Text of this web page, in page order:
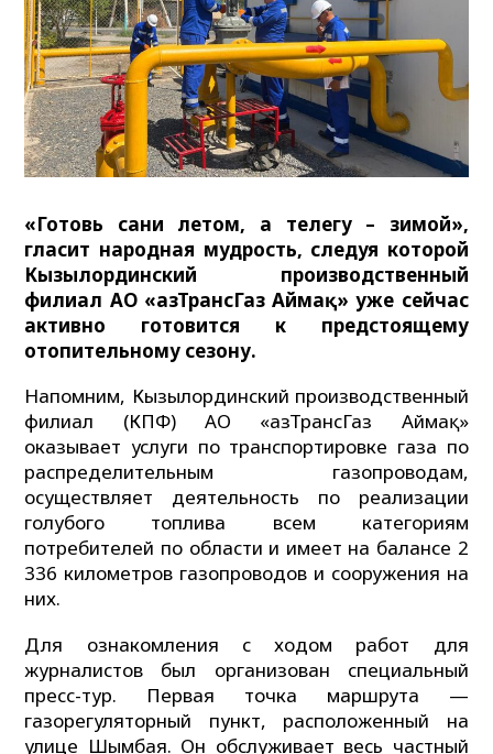
«Готовь сани летом, а телегу – зимой»,
гласит народная мудрость, следуя которой
Кызылординский производственный
филиал АО «ҚазТрансГаз Аймақ» уже сейчас
активно готовится к предстоящему
отопительному сезону.
Напомним, Кызылординский производственный
филиал (КПФ) АО «ҚазТрансГаз Аймақ»
оказывает услуги по транспортировке газа по
распределительным газопроводам,
осуществляет деятельность по реализации
голубого топлива всем категориям
потребителей по области и имеет на балансе 2
336 километров газопроводов и сооружения на
них.
Для ознакомления с ходом работ для
журналистов был организован специальный
пресс-тур. Первая точка маршрута —
газорегуляторный пункт, расположенный на
улице Шымбая. Он обслуживает весь частный